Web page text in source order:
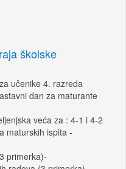
školske
učenike 4. razreda
dan za maturante
veća za : 4-1 i 4-2
maturskih ispita -
primerka)-